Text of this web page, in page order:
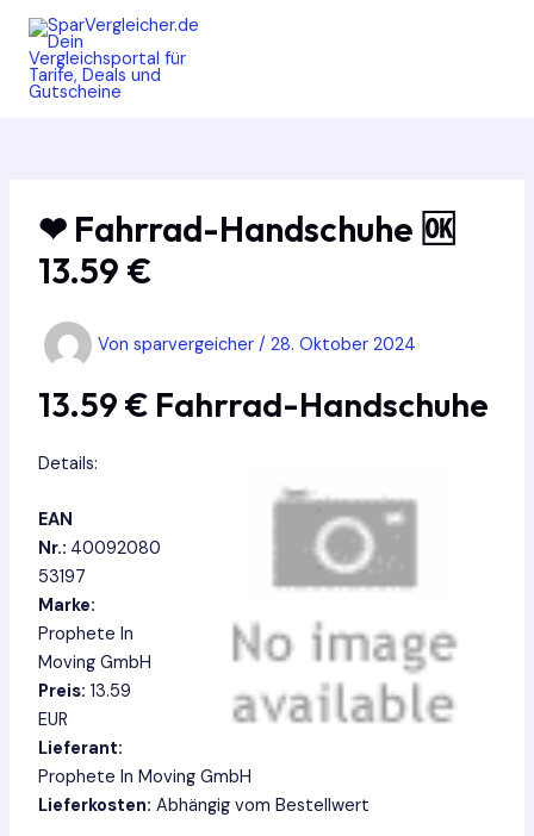
Zum
Inhalt
springen
❤ Fahrrad-Handschuhe 🆗
13.59 €
Von sparvergeicher / 28. Oktober 2024
13.59 € Fahrrad-Handschuhe
Details:
EAN
Nr.: 40092080
53197
Marke:
Prophete In
Moving GmbH
Preis: 13.59
EUR
Lieferant:
Prophete In Moving GmbH
Lieferkosten: Abhängig vom Bestellwert